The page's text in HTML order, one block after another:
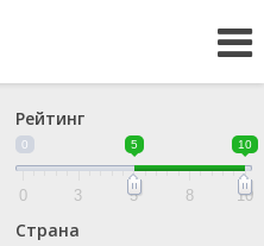
Рейтинг
0 5 10
0 3 5 8 10
Страна